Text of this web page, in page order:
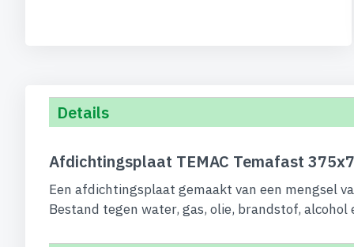
Details
Afdichtingsplaat TEMAC Temafast
Een afdichtingsplaat gemaakt van een mengsel
Bestand tegen water, gas, olie, brandstof, alcohol